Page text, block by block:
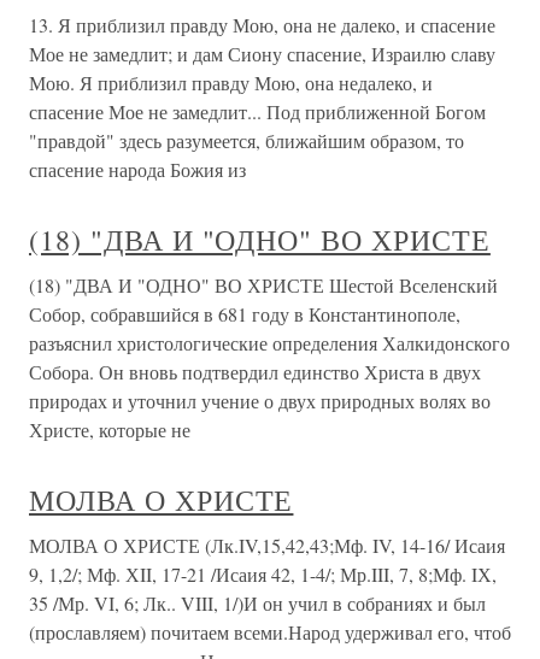
13. Я приблизил правду Мою, она не далеко, и спасение
Мое не замедлит; и дам Сиону спасение, Израилю славу
Мою. Я приблизил правду Мою, она недалеко, и
спасение Мое не замедлит... Под приближенной Богом
"правдой" здесь разумеется, ближайшим образом, то
спасение народа Божия из
(18) "ДВА И "ОДНО" ВО ХРИСТЕ
(18) "ДВА И "ОДНО" ВО ХРИСТЕ Шестой Вселенский
Собор, собравшийся в 681 году в Константинополе,
разъяснил христологические определения Халкидонского
Собора. Он вновь подтвердил единство Христа в двух
природах и уточнил учение о двух природных волях во
Христе, которые не
МОЛВА О ХРИСТЕ
МОЛВА О ХРИСТЕ (Лк.IV,15,42,43;Мф. IV, 14-16/ Исаия
9, 1,2/; Мф. ХII, 17-21 /Исаия 42, 1-4/; Мр.III, 7, 8;Мф. IХ,
35 /Мр. VI, 6; Лк.. VIII, 1/)И он учил в собраниях и был
(прославляем) почитаем всеми.Народ удерживал его, чтоб